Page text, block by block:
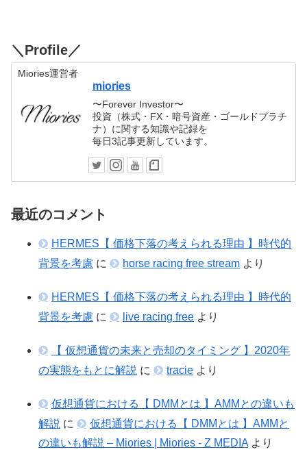
＼Profile／
Miories運営者
miories
〜Forever Investor〜
投資（株式・FX・暗号資産・ゴールドプラチ
ナ）に関する知識や記録を
毎日3記事更新しています。
最近のコメント
HERMES【 価格下落の考えられる理由 】時代的
背景を考慮 に horse racing free stream より
HERMES【 価格下落の考えられる理由 】時代的
背景を考慮 に live racing free より
【 仮想通貨の未来と売却のタイミング 】2020年
の実態をもとに解説 に tracie より
仮想通貨における【 DMMとは 】AMMとの違いも
解説 に
仮想通貨における【 DMMとは 】AMMと
の違いも解説 – Miories | Miories - Z MEDIA より